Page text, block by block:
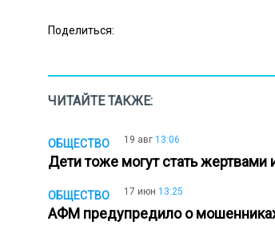
Поделиться:
ЧИТАЙТЕ ТАКЖЕ:
ОБЩЕСТВО 19 авг 13:06
Дети тоже могут стать
ОБЩЕСТВО 17 июн 13:25
АФМ предупредило о